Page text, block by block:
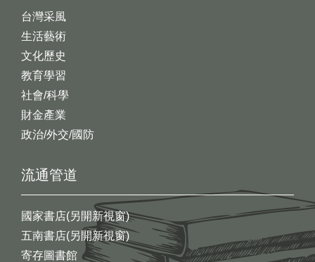
台灣采風
生活藝術
文化歷史
教育學習
社會/科學
財金產業
政治/外交/國防
流通管道
國家書店(另開新視窗)
五南書店(另開新視窗)
寄存圖書館